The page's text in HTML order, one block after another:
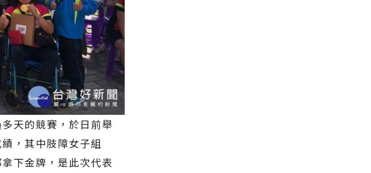
天的競賽，於日前舉
，其中肢障女子組
下金牌，是此次代表